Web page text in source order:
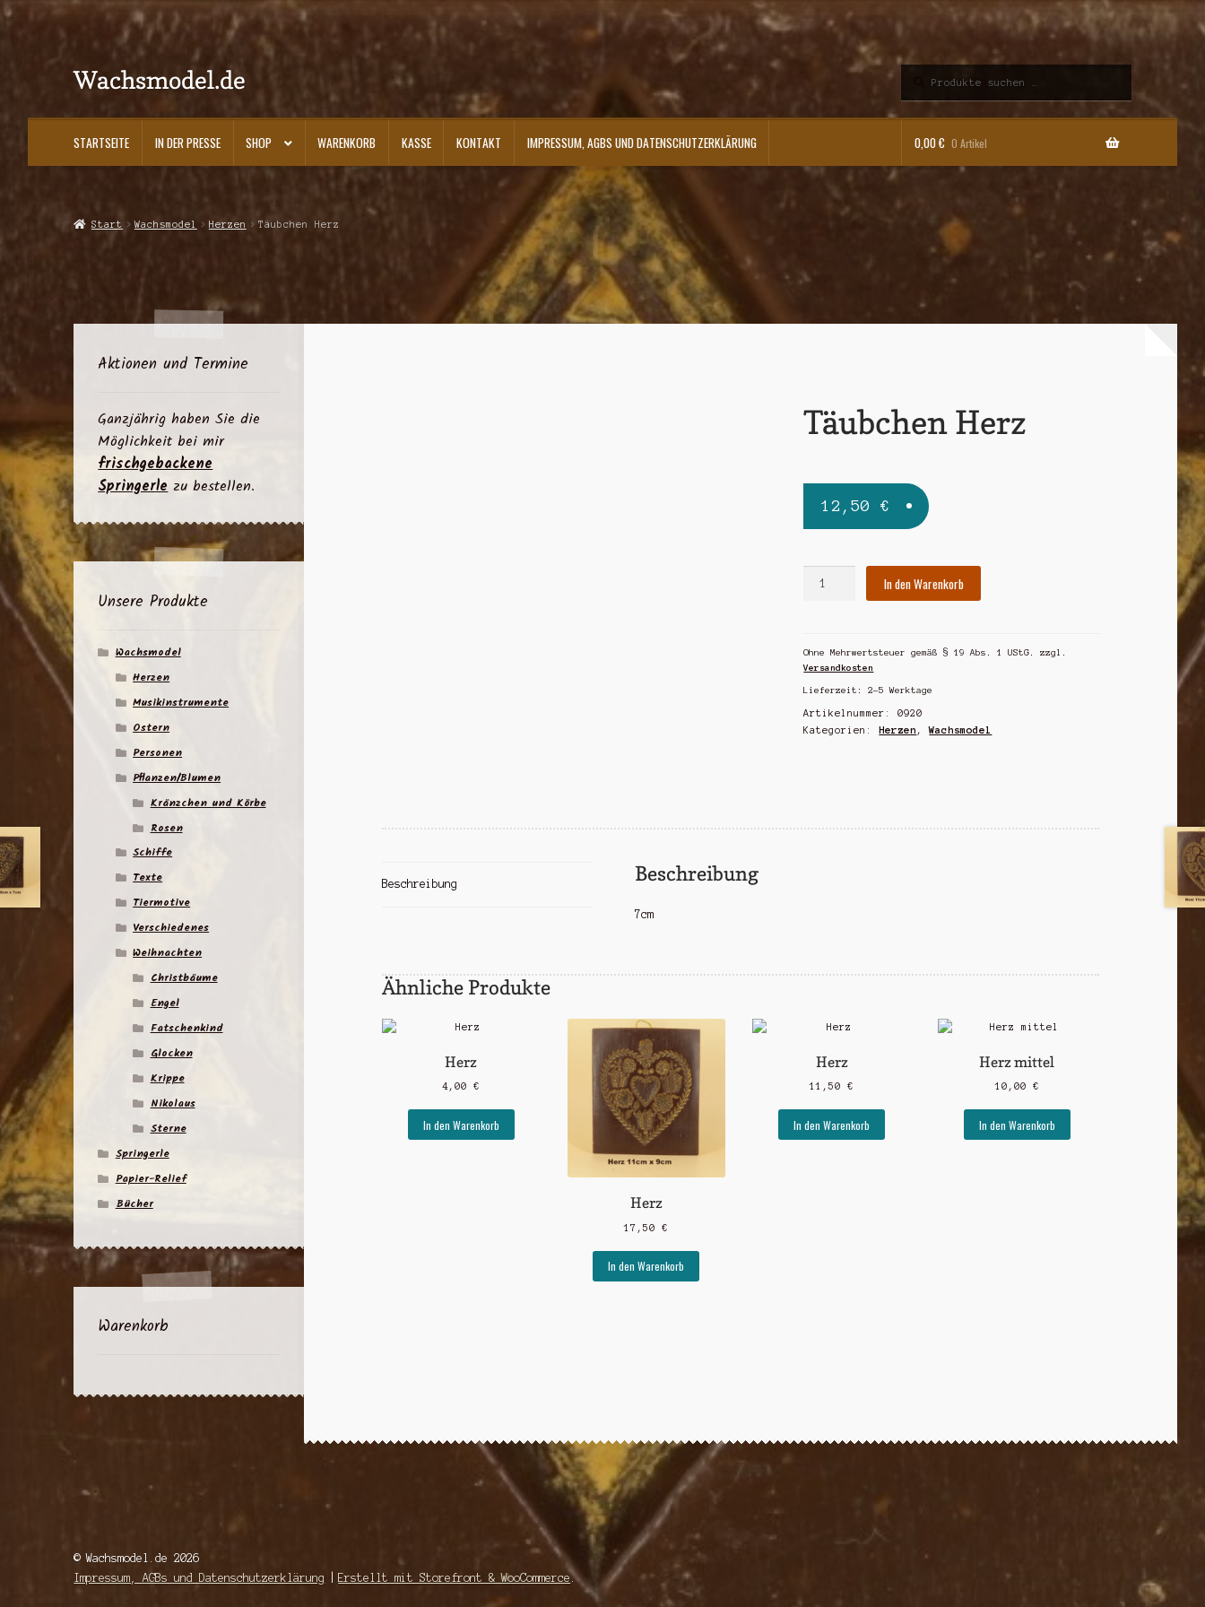
Zur
Navigation
Zum
Inhalt
Wachsmodel.de
nach:
STARTSEITE IN DER PRESSE SHOP WARENKORB KASSE KONTAKT IMPRESSUM, AGBS UND DATENSCHUTZERKLÄRUNG
Versandarten WarenkorbWiderrufsbelehrung
0,00€ 0 Artikel
Start Wachsmodel Herzen Täubchen Herz
Täubchen Herz
12,50 €
In den Warenkorb
Ohne Mehrwertsteuer gemäß § 19 Abs. 1 UStG.
zzgl.
Versandkosten
Lieferzeit:2-5 Werktage
Artikelnummer:0920
Kategorien:Herzen ,Wachsmodel
Beschreibung Beschreibung
7cm
Ähnliche Produkte
Herz
4,00€
In den Warenkorb
Herz
17,50€
In den Warenkorb
Herz
11,50€
In den Warenkorb
Herz mittel
10,00 €
In den Warenkorb
Aktionen und Termine
Ganzjährig haben Sie die
Möglichkeit bei mir
frischgebackene
Springerlezu bestellen.
Unsere Produkte
Wachsmodel
Herzen
Musikinstrumente
Ostern
Personen
Pflanzen/Blumen
Kränzchen und Körbe
Rosen
Schiffe
Texte
Tiermotive
Verschiedenes
Weihnachten
Christbäume
Engel
Fatschenkind
Glocken
Krippe
Nikolaus
Sterne
Springerle
Papier-Relief
Bücher
Warenkorb
© Wachsmodel.de 2026
Impressum, AGBs und Datenschutzerklärung
Erstellt mit Storefront & WooCommerce.